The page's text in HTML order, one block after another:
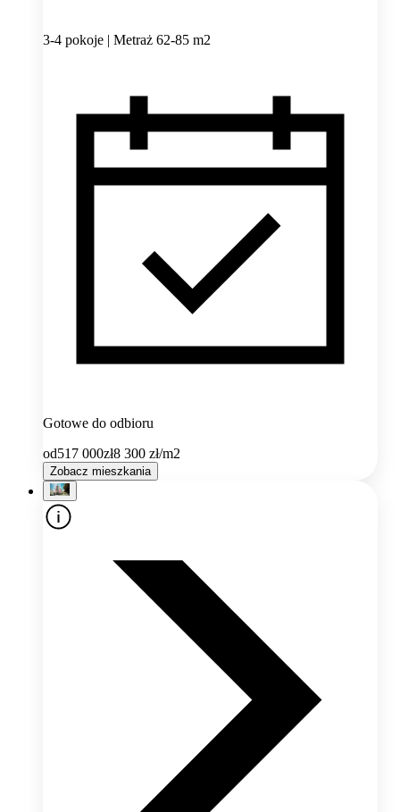
3-4 pokoje | Metraż 62-85 m2
Gotowe do odbioru
od517 000zł8 300 zł/m2
Zobacz mieszkania